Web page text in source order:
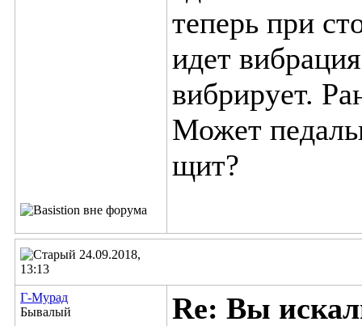
теперь при
идет
вибрирует.
Может
щит?
24.09.2018,
13:13
Г-Мурад
Бывалый
Re: Вы